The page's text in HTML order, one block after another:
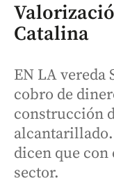
Catalina
EN LA vereda
cobro de
construcción
dicen que
sector.